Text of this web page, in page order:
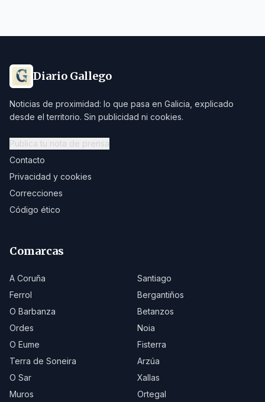
Diario Gallego
Noticias de proximidad: lo que pasa en Galicia, explicado
desde el territorio. Sin publicidad ni cookies.
Publica tu nota de prensa
Contacto
Privacidad y cookies
Correcciones
Código ético
Comarcas
A Coruña
Santiago
Ferrol
Bergantiños
O Barbanza
Betanzos
Ordes
Noia
O Eume
Fisterra
Terra de Soneira
Arzúa
O Sar
Xallas
Muros
Ortegal